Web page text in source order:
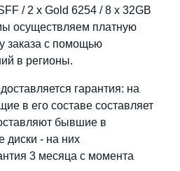
/ 2 x Gold 6254 / 8 x 32GB
осуществляем платную
заказа с помощью
в регионы.
гарантия: на
в его составе составляет
бывшие в
диски - на них
3 месяца с момента